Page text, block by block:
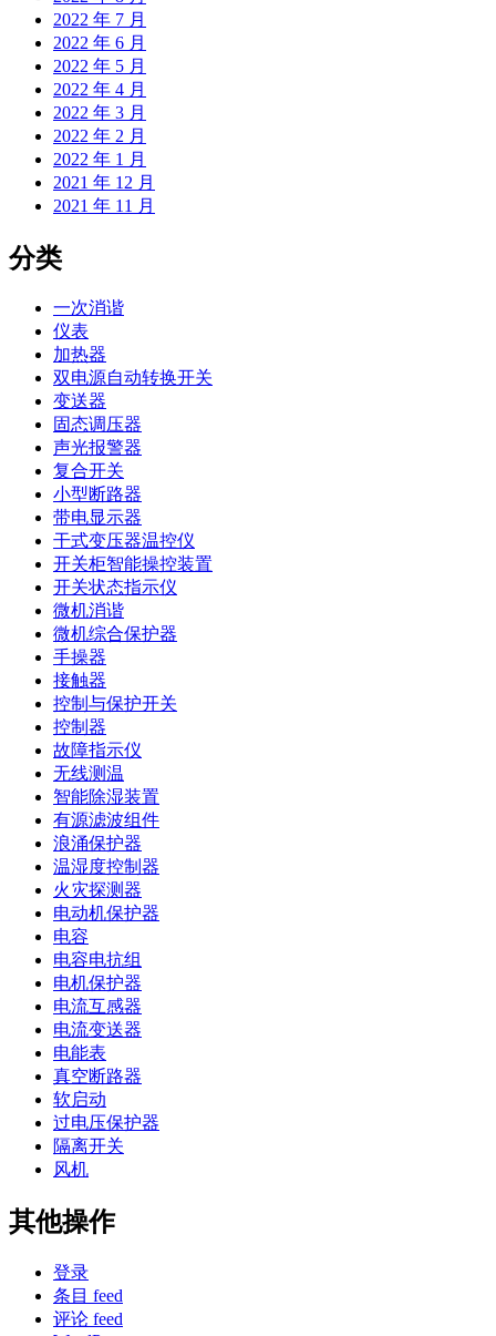
2022 年 7 月
2022 年 6 月
2022 年 5 月
2022 年 4 月
2022 年 3 月
2022 年 2 月
2022 年 1 月
2021 年 12 月
2021 年 11 月
分类
一次消谐
仪表
加热器
双电源自动转换开关
变送器
固态调压器
声光报警器
复合开关
小型断路器
带电显示器
干式变压器温控仪
开关柜智能操控装置
开关状态指示仪
微机消谐
微机综合保护器
手操器
接触器
控制与保护开关
控制器
故障指示仪
无线测温
智能除湿装置
有源滤波组件
浪涌保护器
温湿度控制器
火灾探测器
电动机保护器
电容
电容电抗组
电机保护器
电流互感器
电流变送器
电能表
真空断路器
软启动
过电压保护器
隔离开关
风机
其他操作
登录
条目 feed
评论 feed